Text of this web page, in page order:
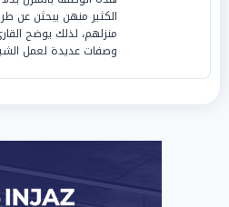
الكثير منهن يبحثن
منزلهم، لذلك يوضح
وصفات عديدة لعمل